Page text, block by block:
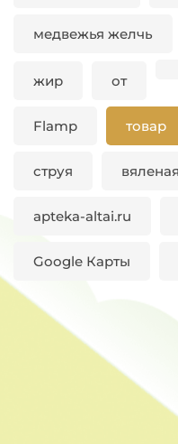
медвежья желчь
жир от
Flamp товар
струя вяленая
apteka-altai.ru
Google Карты